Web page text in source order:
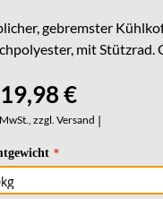
gebremster
mit Stützrad.
€
zzgl.Versand |